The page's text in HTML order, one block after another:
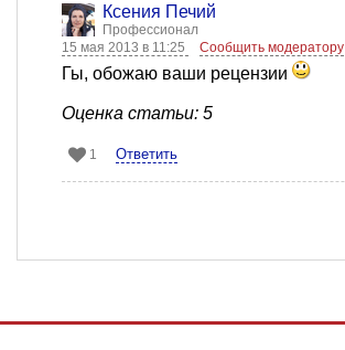
Ксения Печий
Профессионал
15 мая 2013 в 11:25
Сообщить модератору
Гы, обожаю ваши рецензии
Оценка статьи: 5
1 Ответить